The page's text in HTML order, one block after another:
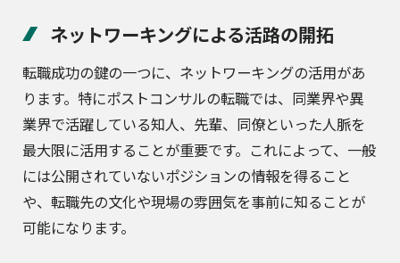
ネットワーキングによる活路の開拓
転職成功の鍵の一つに、ネットワーキングの活用があ
ります。特にポストコンサルの転職では、同業界や異
業界で活躍している知人、先輩、同僚といった人脈を
最大限に活用することが重要です。これによって、一般
には公開されていないポジションの情報を得ること
や、転職先の文化や現場の雰囲気を事前に知ることが
可能になります。